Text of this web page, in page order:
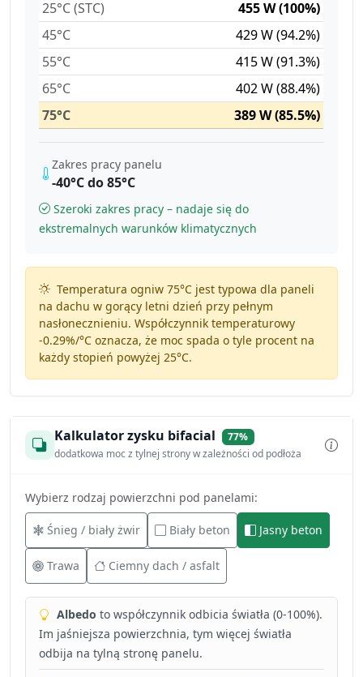
25°C (STC)
455 W (100%)
45°C
429 W (94.2%)
55°C
415 W (91.3%)
65°C
402 W (88.4%)
75°C
389 W (85.5%)
Zakres pracy panelu
-40°C do 85°C
Szeroki zakres pracy – nadaje się do
ekstremalnych warunków klimatycznych
Temperatura ogniw 75°C jest typowa dla paneli
na dachu w gorący letni dzień przy pełnym
nasłonecznieniu. Współczynnik temperaturowy
-0.29%/°Coznacza, że moc spada o tyle procent na
każdy stopień powyżej 25°C.
Kalkulator zysku bifacial
77%
dodatkowa moc z tylnej strony w zależności od podłoża
Wybierz rodzaj powierzchni pod panelami:
Śnieg / biały żwir Biały beton Jasny beton
Trawa Ciemny dach / asfalt
Albedo to współczynnik odbicia światła (0-100%).
Im jaśniejsza powierzchnia, tym więcej światła
odbija na tylną stronę panelu.